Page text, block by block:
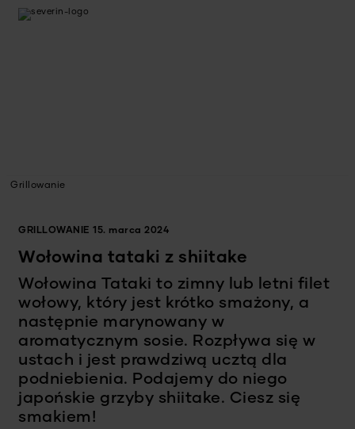
Grillowanie
GRILLOWANIE 15. marca 2024
Wołowina tataki z shiitake
Wołowina Tataki to zimny lub letni filet
wołowy, który jest krótko smażony, a
następnie marynowany w
aromatycznym sosie. Rozpływa się w
ustach i jest prawdziwą ucztą dla
podniebienia. Podajemy do niego
japońskie grzyby shiitake. Ciesz się
smakiem!